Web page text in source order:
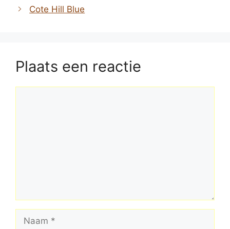
Cote Hill Blue
Plaats een reactie
Naam